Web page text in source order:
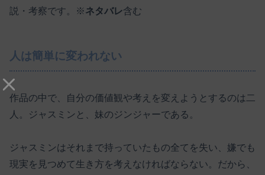
説・考察です。※ネタバレ含む
人は簡単に変われない
作品の中で、自分の価値観や考えを変えようとするのは二
人。ジャスミンと、妹のジンジャーである。
ジャスミンはそれまで持っていたもの全てを失い、嫌でも
現実を見つめて生き方を考えなければならない。だから、